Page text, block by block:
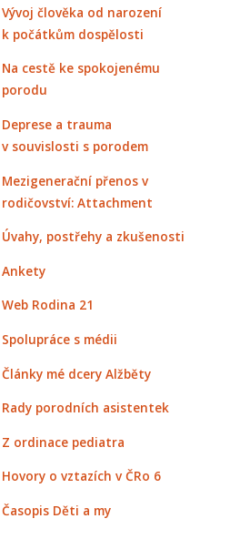
Vývoj člověka od narození
k počátkům dospělosti
Na cestě ke spokojenému
porodu
Deprese a trauma
v souvislosti s porodem
Mezigenerační přenos v
rodičovství: Attachment
Úvahy, postřehy a zkušenosti
Ankety
Web Rodina 21
Spolupráce s médii
Články mé dcery Alžběty
Rady porodních asistentek
Z ordinace pediatra
Hovory o vztazích v ČRo 6
Časopis Děti a my